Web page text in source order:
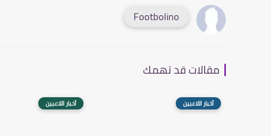
Footbolino
مقالات قد تهمك
أخبار اللاعبين أخبار اللاعبين